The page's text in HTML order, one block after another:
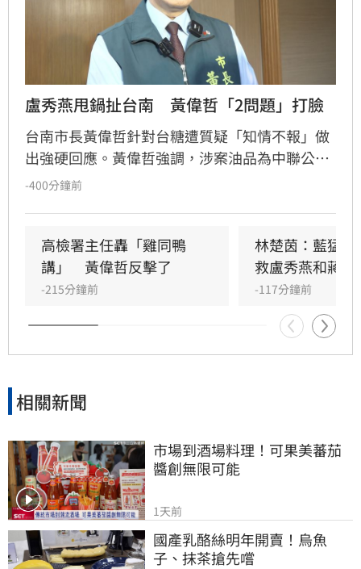
盧秀燕甩鍋扯台南　黃偉哲「2問題」打臉
台南市長黃偉哲針對台糖遭質疑「知情不報」做
出強硬回應。黃偉哲強調，涉案油品為中聯公司
所有且位於台中，台糖並非貨主，無通報義務，
指出，台南市府積極執法，不僅主動抽查並送驗
苦茶油，更在發現問題後第一時間通報相關縣
市，展現食安不分黨派的態度。
-400分鐘前
高檢署主任轟「雞同鴨
講」　黃偉哲反擊了
-215分鐘前
林楚茵：藍猛
救盧秀燕和蔣萬
-117分鐘前
相關新聞
市場到酒場料理！可果美蕃茄
醬創無限可能
1天前
國產乳酪絲明年開賣！烏魚
子、抹茶搶先嚐